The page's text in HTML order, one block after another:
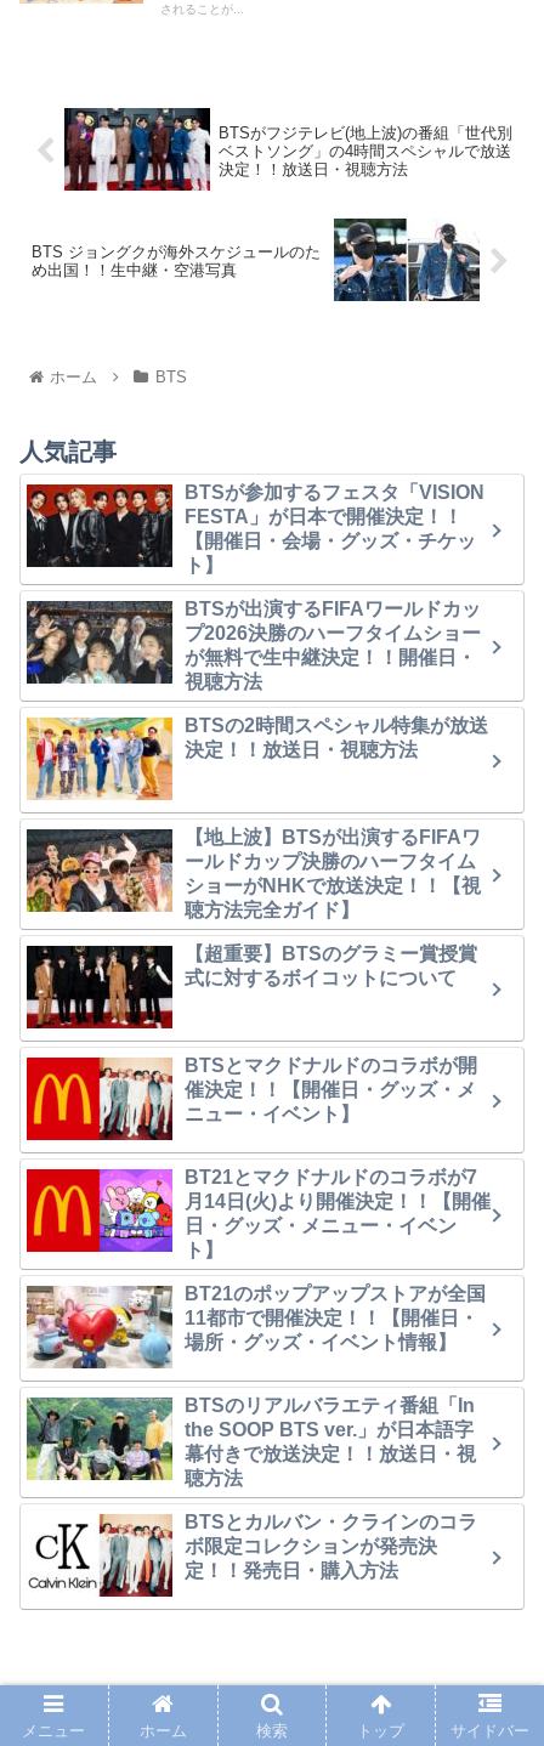
されることが...
BTSがフジテレビ(地上波)の番組「世代別
ベストソング」の4時間スペシャルで放送
決定！！放送日・視聴方法
BTS ジョングクが海外スケジュールのた
め出国！！生中継・空港写真
ホーム BTS
人気記事
BTSが参加するフェスタ「VISION
FESTA」が日本で開催決定！！
【開催日・会場・グッズ・チケッ
ト】
BTSが出演するFIFAワールドカッ
プ2026決勝のハーフタイムショー
が無料で生中継決定！！開催日・
視聴方法
BTSの2時間スペシャル特集が放送
決定！！放送日・視聴方法
【地上波】BTSが出演するFIFAワ
ールドカップ決勝のハーフタイム
ショーがNHKで放送決定！！【視
聴方法完全ガイド】
【超重要】BTSのグラミー賞授賞
式に対するボイコットについて
BTSとマクドナルドのコラボが開
催決定！！【開催日・グッズ・メ
ニュー・イベント】
BT21とマクドナルドのコラボが7
月14日(火)より開催決定！！【開催
日・グッズ・メニュー・イベン
ト】
BT21のポップアップストアが全国
11都市で開催決定！！【開催日・
場所・グッズ・イベント情報】
BTSのリアルバラエティ番組「In
the SOOP BTS ver.」が日本語字
幕付きで放送決定！！放送日・視
聴方法
BTSとカルバン・クラインのコラ
ボ限定コレクションが発売決
定！！発売日・購入方法
PAGE TOP
メニュー ホーム 検索 トップ サイドバー